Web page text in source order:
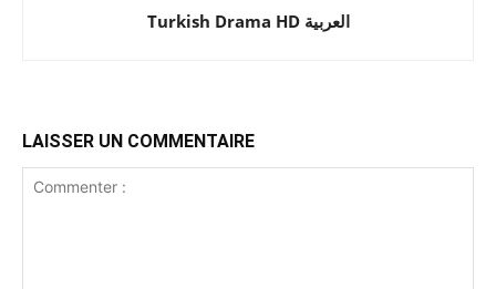
Turkish Drama HD العربية
LAISSER UN COMMENTAIRE